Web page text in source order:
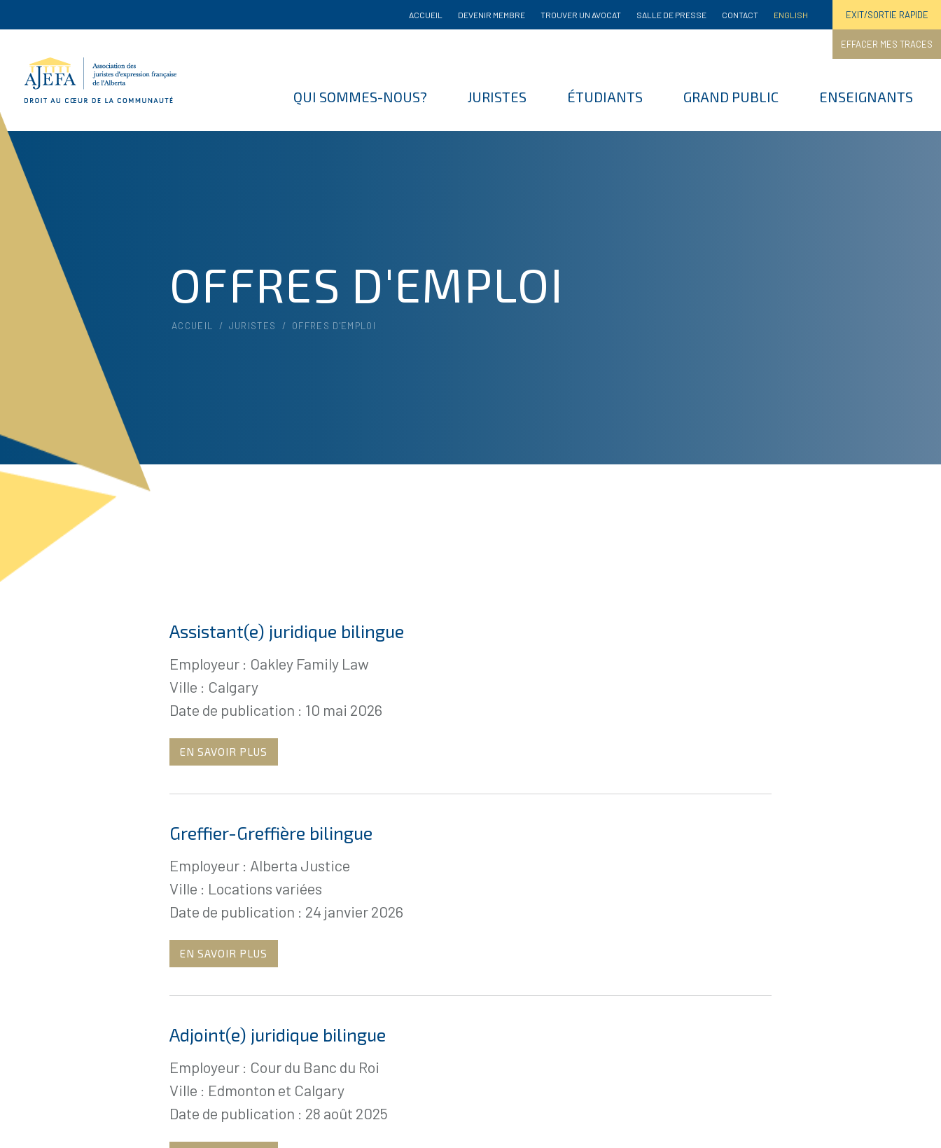
ACCUEIL DEVENIR MEMBRE TROUVER UN AVOCAT SALLE DE PRESSE CONTACT ENGLISH EXIT/SORTIE RAPIDE
EFFACER MES TRACES
QUI SOMMES-NOUS? JURISTES ÉTUDIANTS GRAND PUBLIC ENSEIGNANTS
OFFRES D'EMPLOI
ACCUEIL / JURISTES / OFFRES D'EMPLOI
Assistant(e) juridique bilingue
Employeur : Oakley Family Law
Ville : Calgary
Date de publication : 10 mai 2026
EN SAVOIR PLUS
Greffier-Greffière bilingue
Employeur : Alberta Justice
Ville : Locations variées
Date de publication : 24 janvier 2026
EN SAVOIR PLUS
Adjoint(e) juridique bilingue
Employeur : Cour du Banc du Roi
Ville : Edmonton et Calgary
Date de publication : 28 août 2025